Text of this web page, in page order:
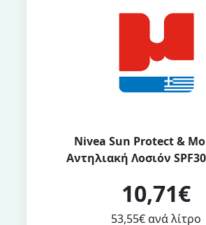
Nivea Sun Protect &
Αντηλιακή Λοσιόν
10,71€
53,55€ ανά λίτρο